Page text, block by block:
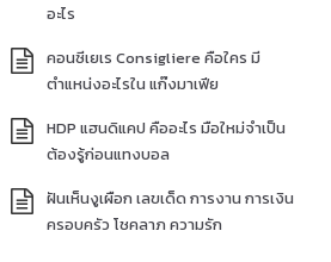
อะไร
คอนซีเยเร Consigliere คือใคร มี
ตำแหน่งอะไรใน แก๊งมาเฟีย
HDP แฮนดิแคป คืออะไร มือใหม่จำเป็น
ต้องรู้ก่อนแทงบอล
ฝันเห็นงูเผือก เลขเด็ด การงาน การเงิน
ครอบครัว โชคลาภ ความรัก